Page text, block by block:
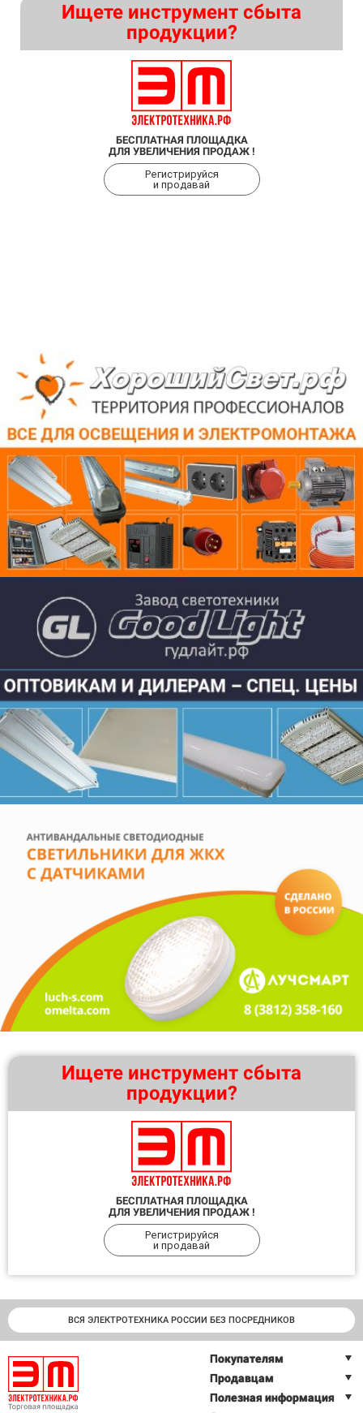
Ищете инструмент сбыта
продукции?
БЕСПЛАТНАЯ ПЛОЩАДКА
ДЛЯ УВЕЛИЧЕНИЯ ПРОДАЖ !
Регистрируйся
и продавай
Ищете инструмент сбыта
продукции?
БЕСПЛАТНАЯ ПЛОЩАДКА
ДЛЯ УВЕЛИЧЕНИЯ ПРОДАЖ !
Регистрируйся
и продавай
ВСЯ ЭЛЕКТРОТЕХНИКА РОССИИ БЕЗ ПОСРЕДНИКОВ
Покупателям
Продавцам
Полезная информация